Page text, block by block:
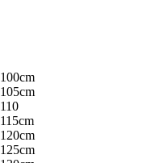
100cm
105cm
110
115cm
120cm
125cm